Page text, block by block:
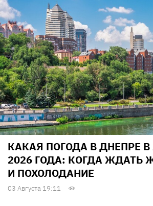
КАКАЯ ПОГОДА В ДНЕПРЕ В
2026 ГОДА: КОГДА ЖДАТЬ
И ПОХОЛОДАНИЕ
03 Августа 19:11